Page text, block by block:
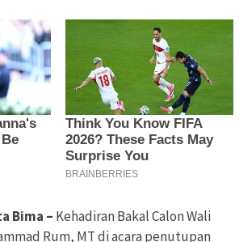
Bima – Kehadiran Bakal Calon Wali
Rum, MT di acara penutupan